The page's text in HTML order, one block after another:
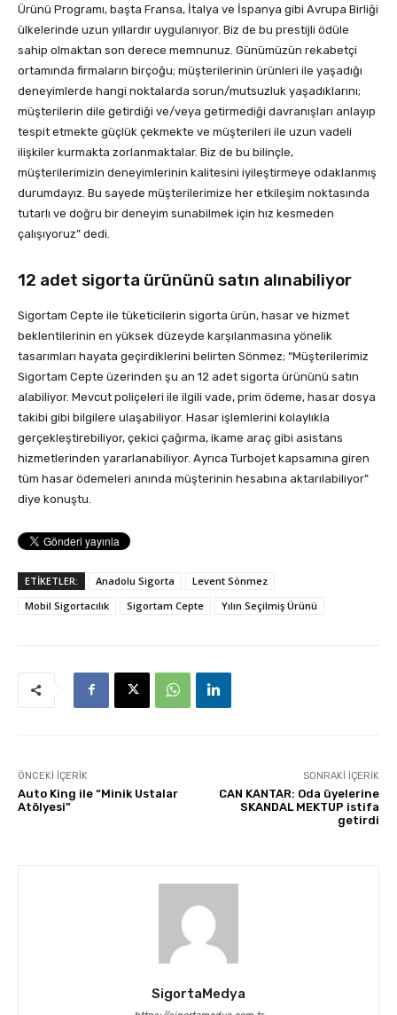
Ürünü Programı, başta Fransa, İtalya ve İspanya gibi Avrupa Birliği
ülkelerinde uzun yıllardır uygulanıyor. Biz de bu prestijli ödüle
sahip olmaktan son derece memnunuz. Günümüzün rekabetçi
ortamında firmaların birçoğu; müşterilerinin ürünleri ile yaşadığı
deneyimlerde hangi noktalarda sorun/mutsuzluk yaşadıklarını;
müşterilerin dile getirdiği ve/veya getirmediği davranışları anlayıp
tespit etmekte güçlük çekmekte ve müşterileri ile uzun vadeli
ilişkiler kurmakta zorlanmaktalar. Biz de bu bilinçle,
müşterilerimizin deneyimlerinin kalitesini iyileştirmeye odaklanmış
durumdayız. Bu sayede müşterilerimize her etkileşim noktasında
tutarlı ve doğru bir deneyim sunabilmek için hız kesmeden
çalışıyoruz” dedi.
12 adet sigorta ürününü satın alınabiliyor
Sigortam Cepte ile tüketicilerin sigorta ürün, hasar ve hizmet
beklentilerinin en yüksek düzeyde karşılanmasına yönelik
tasarımları hayata geçirdiklerini belirten Sönmez; “Müşterilerimiz
Sigortam Cepte üzerinden şu an 12 adet sigorta ürününü satın
alabiliyor. Mevcut poliçeleri ile ilgili vade, prim ödeme, hasar dosya
takibi gibi bilgilere ulaşabiliyor. Hasar işlemlerini kolaylıkla
gerçekleştirebiliyor, çekici çağırma, ikame araç gibi asistans
hizmetlerinden yararlanabiliyor. Ayrıca Turbojet kapsamına giren
tüm hasar ödemeleri anında müşterinin hesabına aktarılabiliyor”
diye konuştu.
ETİKETLER: Anadolu Sigorta
Levent Sönmez
Mobil Sigortacılık
Sigortam Cepte Yılın Seçilmiş Ürünü
ÖNCEKI İÇERIK
Auto King ile “Minik Ustalar
Atölyesi”
SONRAKI İÇERIK
CAN KANTAR: Oda üyelerine
SKANDAL MEKTUP istifa
getirdi
SigortaMedya